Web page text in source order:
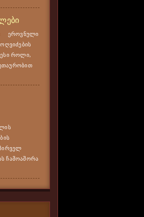
ეროვნული
როლი,
ჩამოაშორა